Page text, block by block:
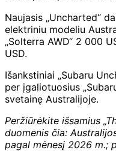
Naujasis „Uncharted“
elektriniu modeliu
„Solterra AWD“ 2 000
USD.
Išankstiniai „Subaru
per įgaliotuosius
svetainę Australijoje.
Peržiūrėkite išsamius
duomenis čia:
pagal mėnesį 2026 m.;